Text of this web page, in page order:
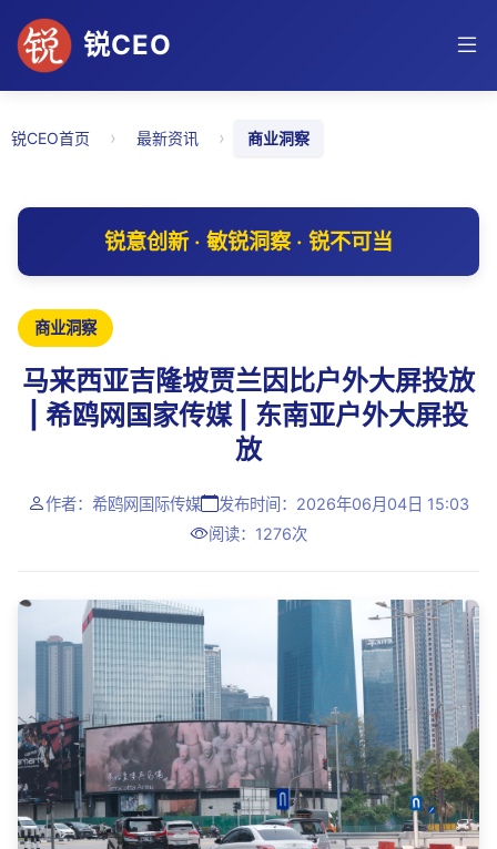
锐CEO
锐CEO首页 › 最新资讯 › 商业洞察
锐意创新 · 敏锐洞察 · 锐不可当
商业洞察
马来西亚吉隆坡贾兰因比户外大屏投放
| 希鸥网国家传媒 | 东南亚户外大屏投
放
作者：希鸥网国际传媒
发布时间：2026年06月04日 15:03
阅读：1276次